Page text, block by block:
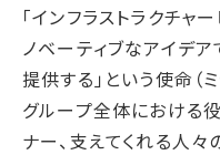
サプライチェーン
労働慣行
人財戦略
健康・安全
「インフラストラクチャ
ノベーティブなアイデ
提供する」という使命（
グループ全体における
ナー、支えてくれる人